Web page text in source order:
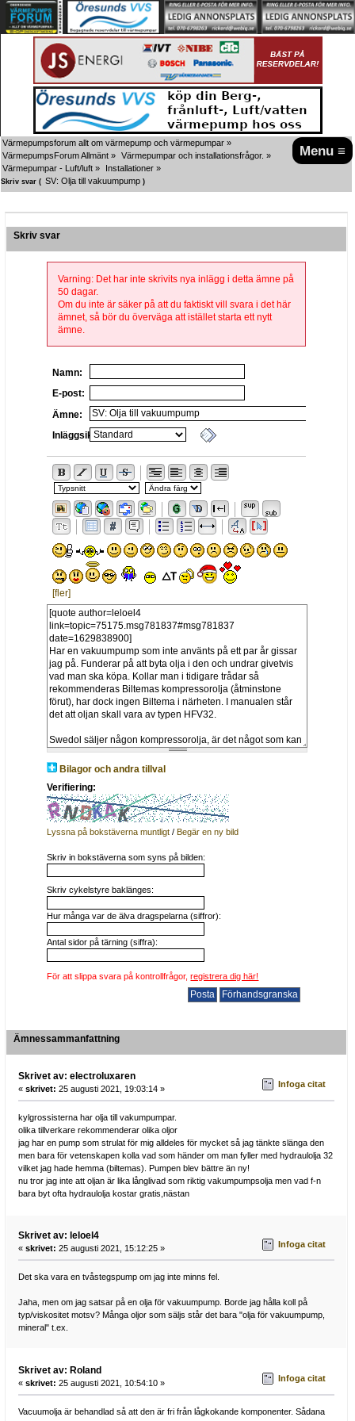
Menu ≡
Värmepumpsforum allt om värmepump och värmepumpar »
VärmepumpsForum Allmänt » Värmepumpar och installationsfrågor. »
Värmepumpar - Luft/luft » Installationer »
Skriv svar ( SV: Olja till vakuumpump )
Skriv svar
Varning: Det har inte skrivits nya inlägg i detta ämne på
50 dagar.
Om du inte är säker på att du faktiskt vill svara i det här
ämnet, så bör du överväga att istället starta ett nytt
ämne.
Namn:
E-post:
Ämne:
Inläggsikon:
[fler]
Bilagor och andra tillval
Verifiering:
Lyssna på bokstäverna muntligt /Begär en ny bild
Skriv in bokstäverna som syns på bilden:
Skriv cykelstyre baklänges:
Hur många var de älva dragspelarna (siffror):
Antal sidor på tärning (siffra):
För att slippa svara på kontrollfrågor,registrera dig här!
Ämnessammanfattning
Skrivet av: electroluxaren
« skrivet: 25 augusti 2021, 19:03:14 » Infoga citat
kylgrossisterna har olja till vakumpumpar.
olika tillverkare rekommenderar olika oljor
jag har en pump som strulat för mig alldeles för mycket så jag tänkte slänga den
men bara för vetenskapen kolla vad som händer om man fyller med hydraulolja 32
vilket jag hade hemma (biltemas). Pumpen blev bättre än ny!
nu tror jag inte att oljan är lika långlivad som riktig vakumpumpsolja men vad f-n
bara byt ofta hydraulolja kostar gratis,nästan
Skrivet av: leloel4
« skrivet: 25 augusti 2021, 15:12:25 » Infoga citat
Det ska vara en tvåstegspump om jag inte minns fel.
Jaha, men om jag satsar på en olja för vakuumpump. Borde jag hålla koll på
typ/viskositet motsv? Många oljor som säljs står det bara "olja för vakuumpump,
mineral" t.ex.
Skrivet av: Roland
« skrivet: 25 augusti 2021, 10:54:10 » Infoga citat
Vacuumolja är behandlad så att den är fri från lågkokande komponenter. Sådana